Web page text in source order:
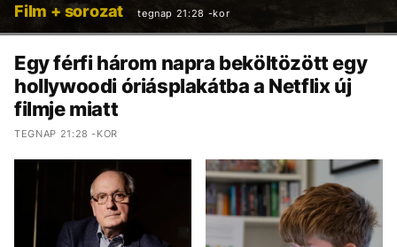
Film + sorozat tegnap 21:28 -kor
Egy férfi három napra beköltözött egy
hollywoodi óriásplakátba a Netflix új
filmje miatt
TEGNAP 21:28 -KOR